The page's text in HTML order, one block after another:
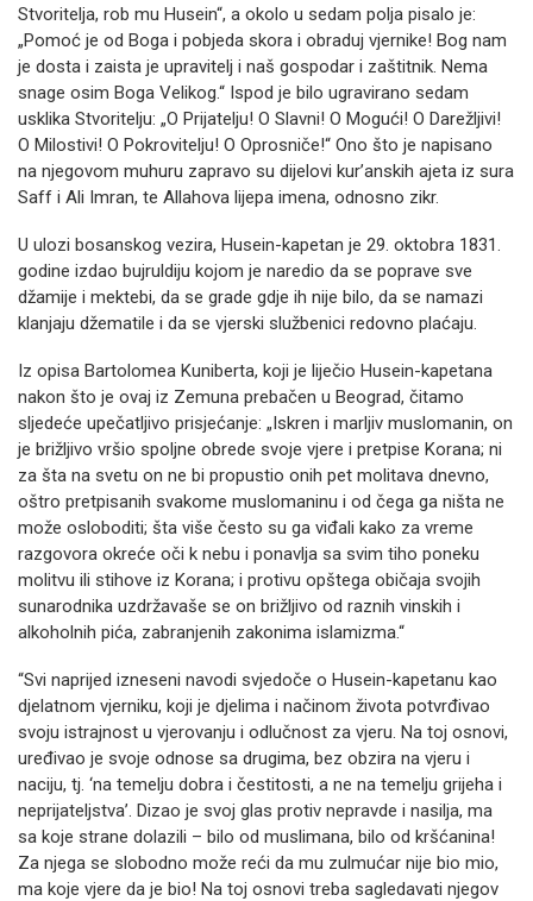
Stvoritelja, rob mu Husein“, a okolo u sedam polja pisalo je:
„Pomoć je od Boga i pobjeda skora i obraduj vjernike! Bog nam
je dosta i zaista je upravitelj i naš gospodar i zaštitnik. Nema
snage osim Boga Velikog.“ Ispod je bilo ugravirano sedam
usklika Stvoritelju: „O Prijatelju! O Slavni! O Mogući! O Darežljivi!
O Milostivi! O Pokrovitelju! O Oprosniče!“ Ono što je napisano
na njegovom muhuru zapravo su dijelovi kur’anskih ajeta iz sura
Saff i Ali Imran, te Allahova lijepa imena, odnosno zikr.
U ulozi bosanskog vezira, Husein-kapetan je 29. oktobra 1831.
godine izdao bujruldiju kojom je naredio da se poprave sve
džamije i mektebi, da se grade gdje ih nije bilo, da se namazi
klanjaju džematile i da se vjerski službenici redovno plaćaju.
Iz opisa Bartolomea Kuniberta, koji je liječio Husein-kapetana
nakon što je ovaj iz Zemuna prebačen u Beograd, čitamo
sljedeće upečatljivo prisjećanje: „Iskren i marljiv muslomanin, on
je brižljivo vršio spoljne obrede svoje vjere i pretpise Korana; ni
za šta na svetu on ne bi propustio onih pet molitava dnevno,
oštro pretpisanih svakome muslomaninu i od čega ga ništa ne
može osloboditi; šta više često su ga viđali kako za vreme
razgovora okreće oči k nebu i ponavlja sa svim tiho poneku
molitvu ili stihove iz Korana; i protivu opštega običaja svojih
sunarodnika uzdržavaše se on brižljivo od raznih vinskih i
alkoholnih pića, zabranjenih zakonima islamizma.“
“Svi naprijed izneseni navodi svjedoče o Husein-kapetanu kao
djelatnom vjerniku, koji je djelima i načinom života potvrđivao
svoju istrajnost u vjerovanju i odlučnost za vjeru. Na toj osnovi,
uređivao je svoje odnose sa drugima, bez obzira na vjeru i
naciju, tj. ‘na temelju dobra i čestitosti, a ne na temelju grijeha i
neprijateljstva’. Dizao je svoj glas protiv nepravde i nasilja, ma
sa koje strane dolazili – bilo od muslimana, bilo od kršćanina!
Za njega se slobodno može reći da mu zulmućar nije bio mio,
ma koje vjere da je bio! Na toj osnovi treba sagledavati njegov